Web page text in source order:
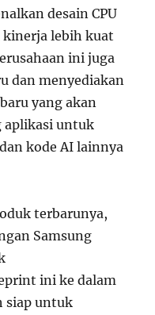
desain CPU
lebih kuat
ini juga
dan menyediakan
yang akan
aplikasi untuk
kode AI lainnya
terbarunya,
Samsung
ini ke dalam
siap untuk